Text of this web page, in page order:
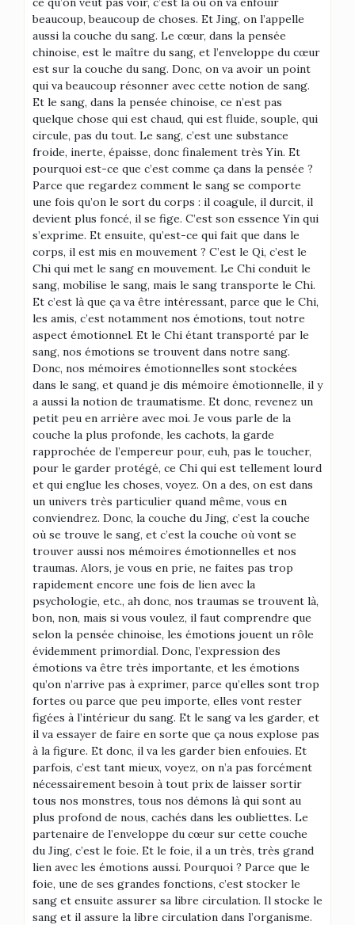
beaucoup, beaucoup de choses. Et Jing, on l’appelle
aussi la couche du sang. Le cœur, dans la pensée
chinoise, est le maître du sang, et l’enveloppe du cœur
est sur la couche du sang. Donc, on va avoir un point
qui va beaucoup résonner avec cette notion de sang.
Et le sang, dans la pensée chinoise, ce n’est pas
quelque chose qui est chaud, qui est fluide, souple, qui
circule, pas du tout. Le sang, c’est une substance
froide, inerte, épaisse, donc finalement très Yin. Et
pourquoi est-ce que c’est comme ça dans la pensée ?
Parce que regardez comment le sang se comporte
une fois qu’on le sort du corps : il coagule, il durcit, il
devient plus foncé, il se fige. C’est son essence Yin qui
s’exprime. Et ensuite, qu’est-ce qui fait que dans le
corps, il est mis en mouvement ? C’est le Qi, c’est le
Chi qui met le sang en mouvement. Le Chi conduit le
sang, mobilise le sang, mais le sang transporte le Chi.
Et c’est là que ça va être intéressant, parce que le Chi,
les amis, c’est notamment nos émotions, tout notre
aspect émotionnel. Et le Chi étant transporté par le
sang, nos émotions se trouvent dans notre sang.
Donc, nos mémoires émotionnelles sont stockées
dans le sang, et quand je dis mémoire émotionnelle, il y
a aussi la notion de traumatisme. Et donc, revenez un
petit peu en arrière avec moi. Je vous parle de la
couche la plus profonde, les cachots, la garde
rapprochée de l’empereur pour, euh, pas le toucher,
pour le garder protégé, ce Chi qui est tellement lourd
et qui englue les choses, voyez. On a des, on est dans
un univers très particulier quand même, vous en
conviendrez. Donc, la couche du Jing, c’est la couche
où se trouve le sang, et c’est la couche où vont se
trouver aussi nos mémoires émotionnelles et nos
traumas. Alors, je vous en prie, ne faites pas trop
rapidement encore une fois de lien avec la
psychologie, etc., ah donc, nos traumas se trouvent là,
bon, non, mais si vous voulez, il faut comprendre que
selon la pensée chinoise, les émotions jouent un rôle
évidemment primordial. Donc, l’expression des
émotions va être très importante, et les émotions
qu’on n’arrive pas à exprimer, parce qu’elles sont trop
fortes ou parce que peu importe, elles vont rester
figées à l’intérieur du sang. Et le sang va les garder, et
il va essayer de faire en sorte que ça nous explose pas
à la figure. Et donc, il va les garder bien enfouies. Et
parfois, c’est tant mieux, voyez, on n’a pas forcément
nécessairement besoin à tout prix de laisser sortir
tous nos monstres, tous nos démons là qui sont au
plus profond de nous, cachés dans les oubliettes. Le
partenaire de l’enveloppe du cœur sur cette couche
du Jing, c’est le foie. Et le foie, il a un très, très grand
lien avec les émotions aussi. Pourquoi ? Parce que le
foie, une de ses grandes fonctions, c’est stocker le
sang et ensuite assurer sa libre circulation. Il stocke le
sang et il assure la libre circulation dans l’organisme.